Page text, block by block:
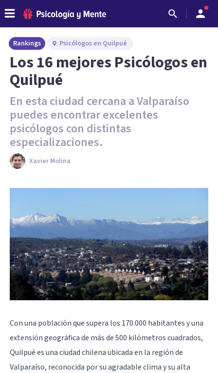
Rankings Psicólogos en Quilpué
Los 16 mejores Psicólogos en
Quilpué
En esta ciudad cercana a Valparaíso
puedes encontrar excelentes
psicólogos con distintas
especializaciones.
Xavier Molina
Con una población que supera los 170.000 habitantes y una
extensión geográfica de más de 500 kilómetros cuadrados,
Quilpué es una ciudad chilena ubicada en la región de
Valparaíso, reconocida por su agradable clima y su alta